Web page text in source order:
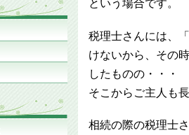
という場合です。
税理士さんには、
けないから、その
したものの・・・
そこからご主人も
相続の際の税理士